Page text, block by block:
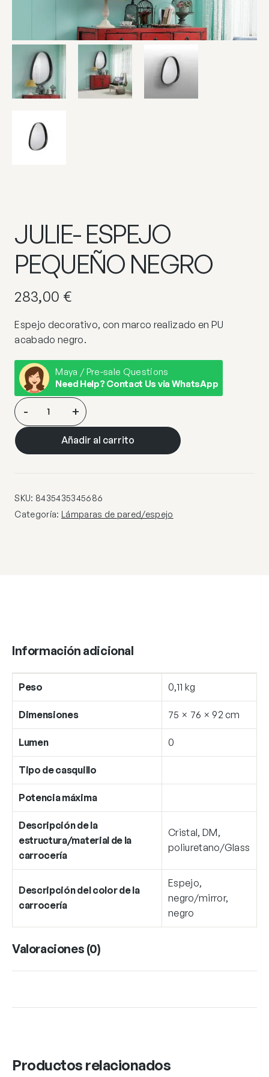
JULIE- ESPEJO
PEQUEÑO NEGRO
283,00 €
Espejo decorativo, con marco realizado en PU
acabado negro.
Maya / Pre-sale Questions
Need Help? Contact Us via WhatsApp
JULIE-
ESPEJO
PEQUEÑO
NEGRO
- +
Añadir al carrito
SKU: 8435435345686
Categoría: Lámparas de pared/espejo
Información adicional
Peso 0,11 kg
Dimensiones 75 × 76 × 92 cm
Lumen 0
Tipo de casquillo
Potencia máxima
Descripción de la
estructura/material de la
carrocería
Cristal, DM,
poliuretano/Glass
Descripción del color de la
carrocería
Espejo,
negro/mirror,
negro
Valoraciones (0)
Productos relacionados